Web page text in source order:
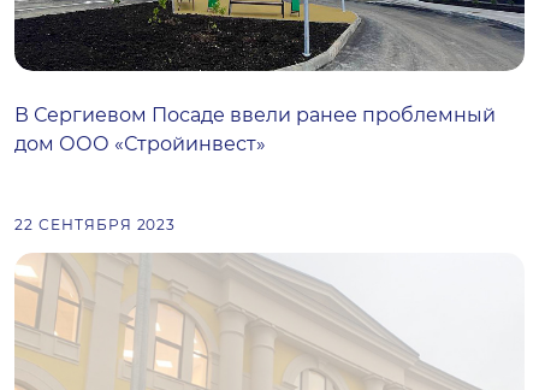
В Сергиевом Посаде ввели ранее проблемный
дом ООО «Стройинвест»
22 СЕНТЯБРЯ 2023